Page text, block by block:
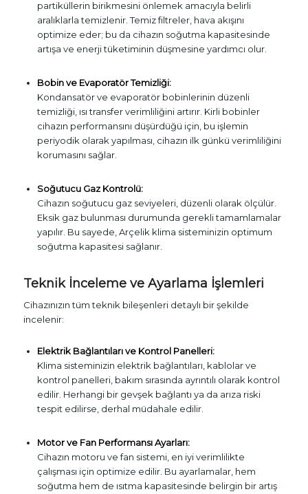
partiküllerin birikmesini önlemek amacıyla belirli
aralıklarla temizlenir. Temiz filtreler, hava akışını
optimize eder; bu da cihazın soğutma kapasitesinde
artışa ve enerji tüketiminin düşmesine yardımcı olur.
Bobin ve Evaporatör Temizliği:
Kondansatör ve evaporatör bobinlerinin düzenli
temizliği, ısı transfer verimliliğini artırır. Kirli bobinler
cihazın performansını düşürdüğü için, bu işlemin
periyodik olarak yapılması, cihazın ilk günkü verimliliğini
korumasını sağlar.
Soğutucu Gaz Kontrolü:
Cihazın soğutucu gaz seviyeleri, düzenli olarak ölçülür.
Eksik gaz bulunması durumunda gerekli tamamlamalar
yapılır. Bu sayede, Arçelik klima sisteminizin optimum
soğutma kapasitesi sağlanır.
Teknik İnceleme ve Ayarlama İşlemleri
Cihazınızın tüm teknik bileşenleri detaylı bir şekilde
incelenir:
Elektrik Bağlantıları ve Kontrol Panelleri:
Klima sisteminizin elektrik bağlantıları, kablolar ve
kontrol panelleri, bakım sırasında ayrıntılı olarak kontrol
edilir. Herhangi bir gevşek bağlantı ya da arıza riski
tespit edilirse, derhal müdahale edilir.
Motor ve Fan Performansı Ayarları:
Cihazın motoru ve fan sistemi, en iyi verimlilikte
çalışması için optimize edilir. Bu ayarlamalar, hem
soğutma hem de ısıtma kapasitesinde belirgin bir artış